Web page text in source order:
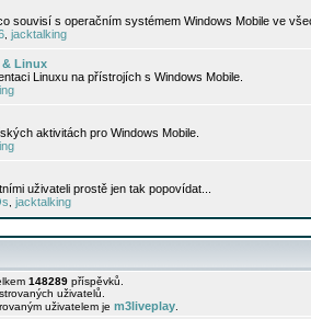
souvisí s operačním systémem Windows Mobile ve
jacktalking
& Linux
Linuxu na přístrojích s Windows Mobile.
aktivitách pro Windows Mobile.
uživateli prostě jen tak popovídat...
jacktalking
148289 příspěvků.
uživatelů.
uživatelem je m3liveplay